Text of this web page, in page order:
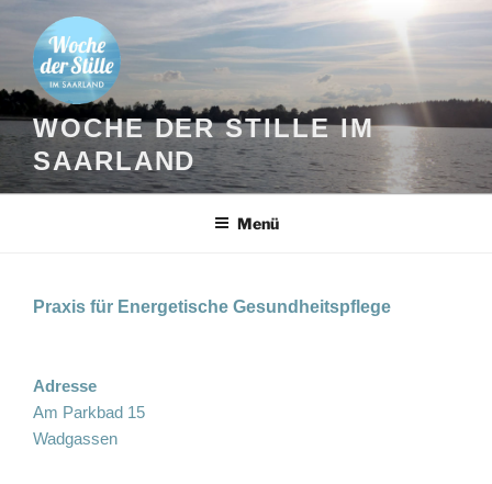
Inhalt
springen
WOCHE DER STILLE IM
SAARLAND
Menü
Praxis für Energetische Gesundheitspflege
Adresse
Am Parkbad 15
Wadgassen